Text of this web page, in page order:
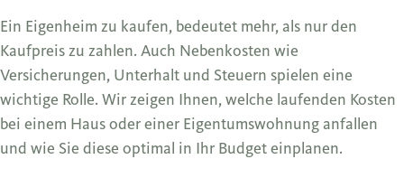
Ein Eigenheim zu kaufen, bedeutet mehr, als nur den
Kaufpreis zu zahlen. Auch Nebenkosten wie
Versicherungen, Unterhalt und Steuern spielen eine
wichtige Rolle. Wir zeigen Ihnen, welche laufenden Kosten
bei einem Haus oder einer Eigentumswohnung anfallen
und wie Sie diese optimal in Ihr Budget einplanen.